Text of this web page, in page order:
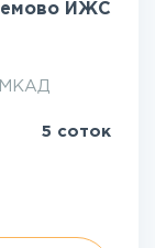
ИЖС
5 соток